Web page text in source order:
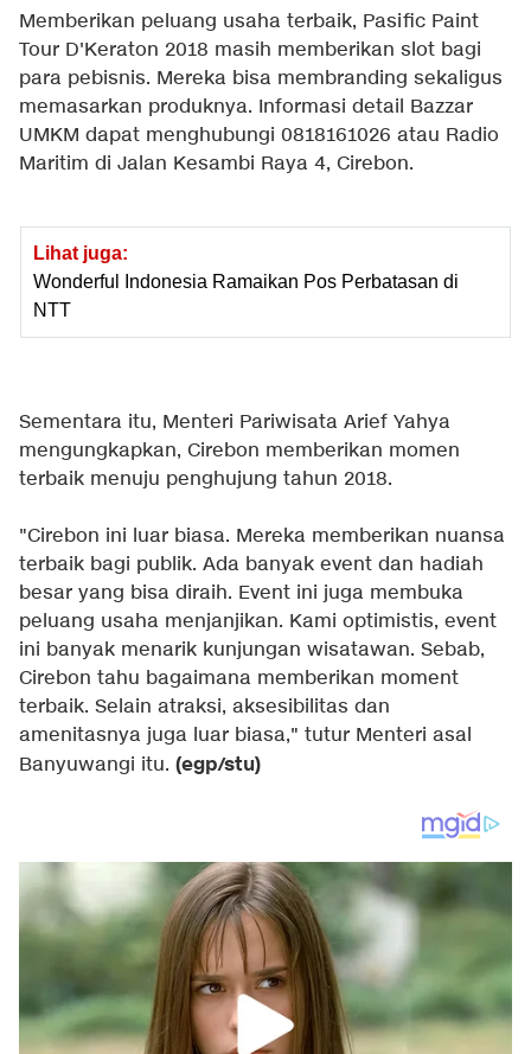
Memberikan peluang usaha terbaik, Pasific Paint
Tour D'Keraton 2018 masih memberikan slot bagi
para pebisnis. Mereka bisa membranding sekaligus
memasarkan produknya. Informasi detail Bazzar
UMKM dapat menghubungi 0818161026 atau Radio
Maritim di Jalan Kesambi Raya 4, Cirebon.
Lihat juga:
Wonderful Indonesia Ramaikan Pos Perbatasan di
NTT
Sementara itu, Menteri Pariwisata Arief Yahya
mengungkapkan, Cirebon memberikan momen
terbaik menuju penghujung tahun 2018.
"Cirebon ini luar biasa. Mereka memberikan nuansa
terbaik bagi publik. Ada banyak event dan hadiah
besar yang bisa diraih. Event ini juga membuka
peluang usaha menjanjikan. Kami optimistis, event
ini banyak menarik kunjungan wisatawan. Sebab,
Cirebon tahu bagaimana memberikan moment
terbaik. Selain atraksi, aksesibilitas dan
amenitasnya juga luar biasa," tutur Menteri asal
Banyuwangi itu. (egp/stu)